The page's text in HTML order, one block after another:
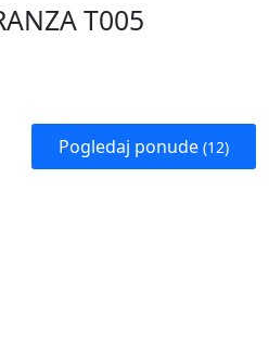
T005
Pogledaj ponude (12)